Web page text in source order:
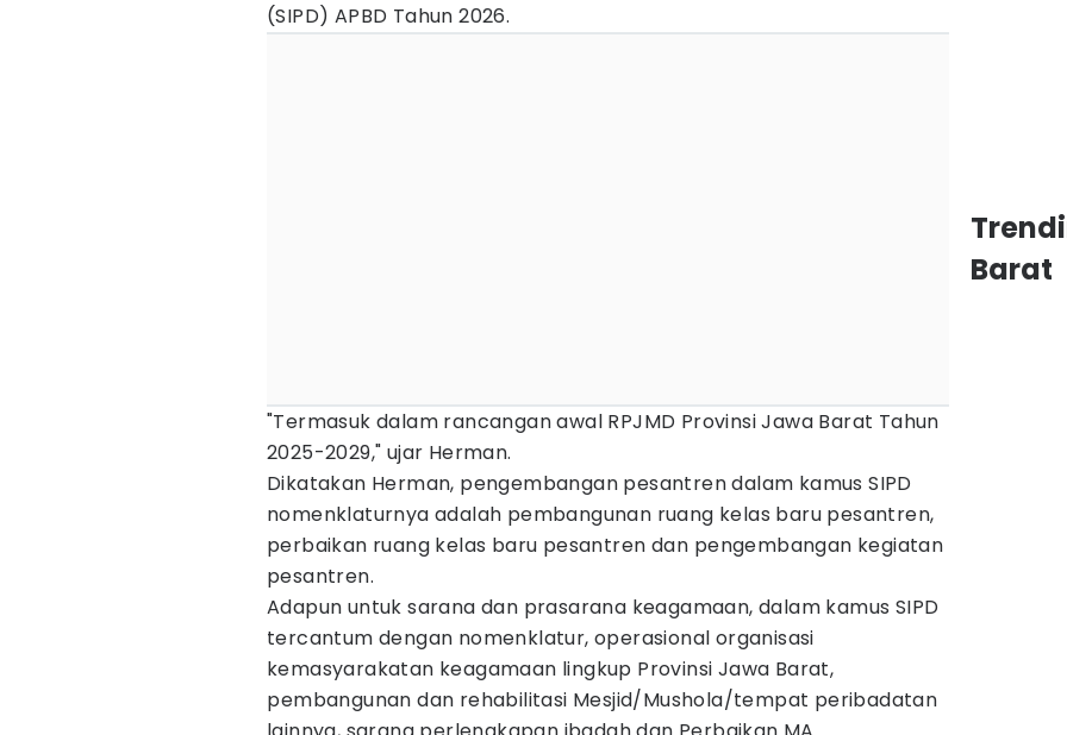
(SIPD) APBD Tahun 2026.
"Termasuk dalam rancangan awal RPJMD Provinsi Jawa Barat Tahun
2025-2029," ujar Herman.
Dikatakan Herman, pengembangan pesantren dalam kamus SIPD
nomenklaturnya adalah pembangunan ruang kelas baru pesantren,
perbaikan ruang kelas baru pesantren dan ⁠pengembangan kegiatan
pesantren.
Adapun untuk sarana dan prasarana keagamaan, dalam kamus SIPD
tercantum dengan nomenklatur, operasional organisasi
kemasyarakatan keagamaan lingkup Provinsi Jawa Barat,
⁠pembangunan dan rehabilitasi Mesjid/Mushola/tempat peribadatan
Barat